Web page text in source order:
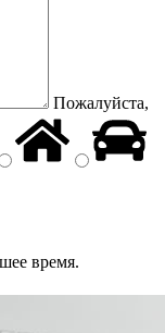
Пожалуйста,
время.